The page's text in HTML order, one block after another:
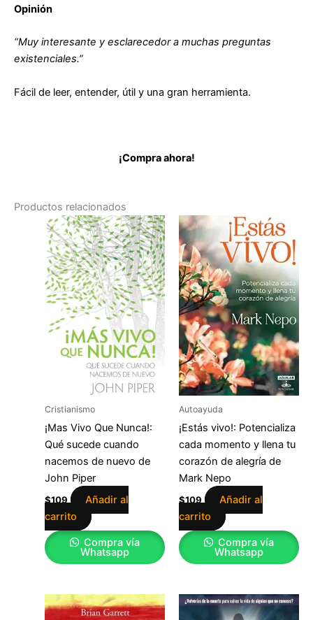
Opinión
“Muy interesante y esclarecedor a muchas preguntas
existenciales.”
Fácil de leer, entender, útil y una gran herramienta.
¡Compra ahora!
Productos relacionados
Cristianismo
¡Mas Vivo Que Nunca!:
Qué sucede cuando
nacemos de nuevo de
John Piper
$109
Añadir al
carrito
Compra vía
Whatsapp
Autoayuda
¡Estás vivo!: Potencializa
cada momento y llena tu
corazón de alegría de
Mark Nepo
$109
Añadir al
carrito
Compra vía
Whatsapp